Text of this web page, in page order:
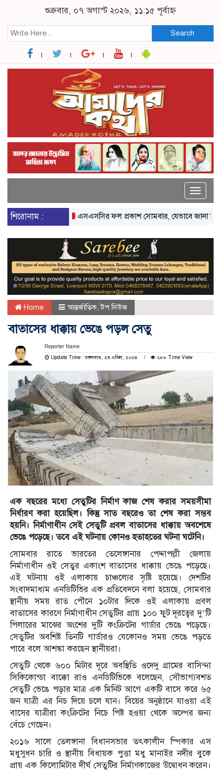
শুক্রবার, ০৭ অগাস্ট ২০২৬, ১১:১৫ পূর্বাহ্ন
Search
Toggle
শিরোনাম :
এসএসসির ফল প্রকাশ সোমবার, যেভাবে জানা যাবে
Home আন্তর্জাতিক,টপ নিউজ
বাতাসের ধাক্কায় ভেঙে পড়ল সেতু
Reporter Name
Update Time : মঙ্গলবার, ২৩ এপ্রিল, ২০২৪
২৮৮ Time View
এক বছরের মধ্যে সেতুটির নির্মাণ কাজ শেষ করার সময়সীমা
নির্ধারণ করা হয়েছিল। কিন্তু সাত বছরেও তা শেষ করা সম্ভব
হয়নি। নির্মাণাধীন সেই সেতুটি প্রবল বাতাসের ধাক্কায় অবশেষে
ভেঙে পড়েছে। তবে এই ঘটনায় কোনও হতাহতের ঘটনা ঘটেনি।
সোমবার রাতে ভারতের তেলেঙ্গানার পেদ্দাপল্লী জেলায়
নির্মাণাধীন ওই সেতুর একাংশ বাতাসের ধাক্কায় ভেঙে পড়েছে।
এই ঘটনায় ওই এলাকায় চাঞ্চল্যের সৃষ্টি হয়েছে। দেশটির
সংবাদমাধ্যম এনডিটিভির এক প্রতিবেদনে বলা হয়েছে, সোমবার
স্থানীয় সময় রাত পৌনে ১০টার দিকে ওই এলাকায় প্রবল
বাতাসের কারণে নির্মাণাধীন সেতুটির প্রায় ১০০ ফুট দূরত্বের দু’টি
পিলারের মাঝের অংশের দুটি কংক্রিটের গার্ডার ভেঙে পড়েছে।
সেতুটির অবশিষ্ট তিনটি গার্ডারও যেকোনও সময় ভেঙে পড়তে
পারে বলে আশঙ্কা করছেন স্থানীয়রা।
সেতুটি থেকে ৬০০ মিটার দূরে অবস্থিতি ওদেদু গ্রামের বাসিন্দা
সিকিকোন্ডা বাক্কো রাও এনডিটিভিকে বলেছেন, সৌভাগ্যবশত
সেতুটি ভেঙে পড়ার মাত্র এক মিনিট আগে একটি বাসে করে ৬৫
জন যাত্রী এর নিচ দিয়ে চলে যান। বিয়ের অনুষ্ঠানে যাওয়া এই
বাসের যাত্রীরা কংক্রিটের নিচে পিষ্ট হওয়া থেকে অল্পের জন্য
বেঁচে গেছেন।
২০১৬ সালে তেলঙ্গানা বিধানসভার তৎকালীন স্পিকার এস
মধুসুধন চারি ও স্থানীয় বিধায়ক পুত্তা মধু মানাইর নদীর বুকে
প্রায় এক কিলোমিটার দীর্ঘ সেতুটির নির্মাণকাজের উদ্বোধন করেন।